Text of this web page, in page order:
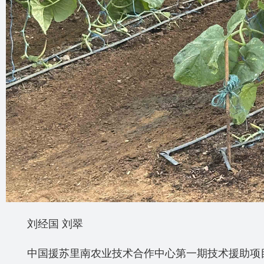
刘经国 刘翠
中国援苏里南农业技术合作中心第一期技术援助项